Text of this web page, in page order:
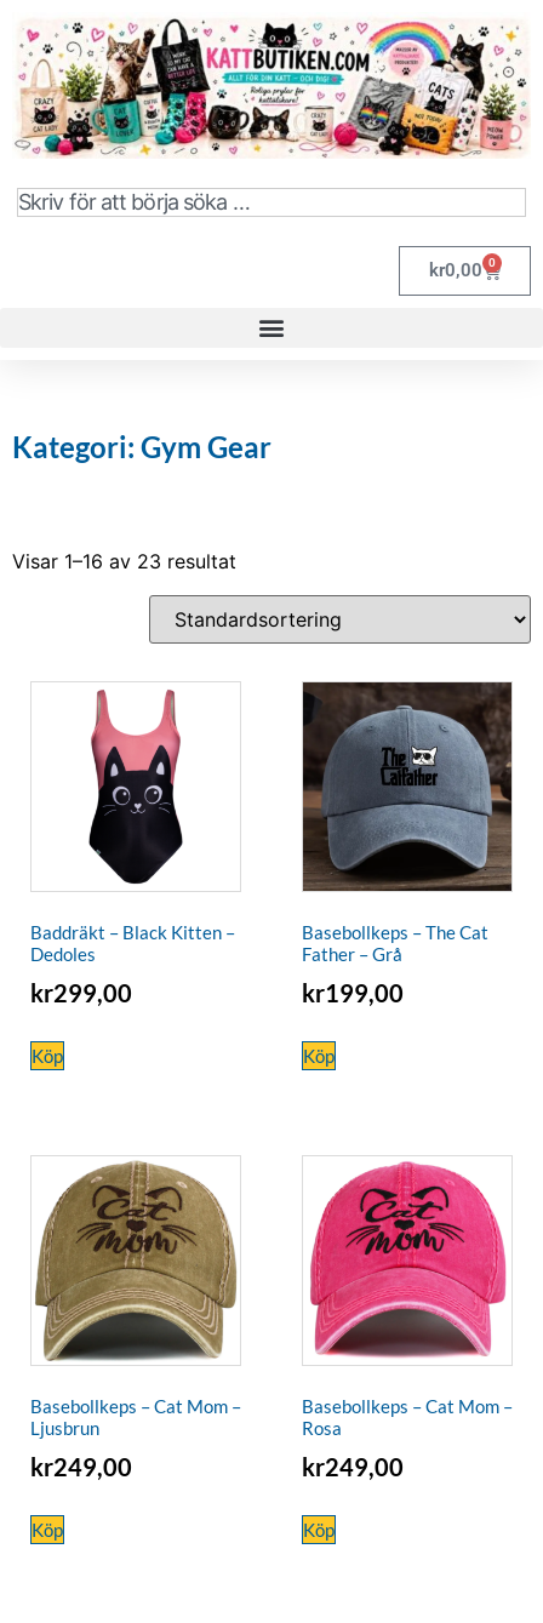
kr0,00 0
Kategori: Gym Gear
Visar 1–16 av 23 resultat
Baddräkt – Black Kitten –
Dedoles
kr299,00
Köp
Basebollkeps – The Cat
Father – Grå
kr199,00
Köp
Basebollkeps – Cat Mom –
Ljusbrun
kr249,00
Köp
Basebollkeps – Cat Mom –
Rosa
kr249,00
Köp